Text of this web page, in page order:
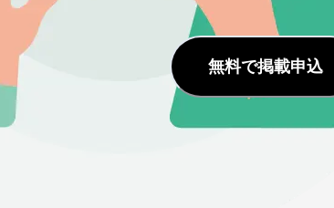
無料で掲載申込